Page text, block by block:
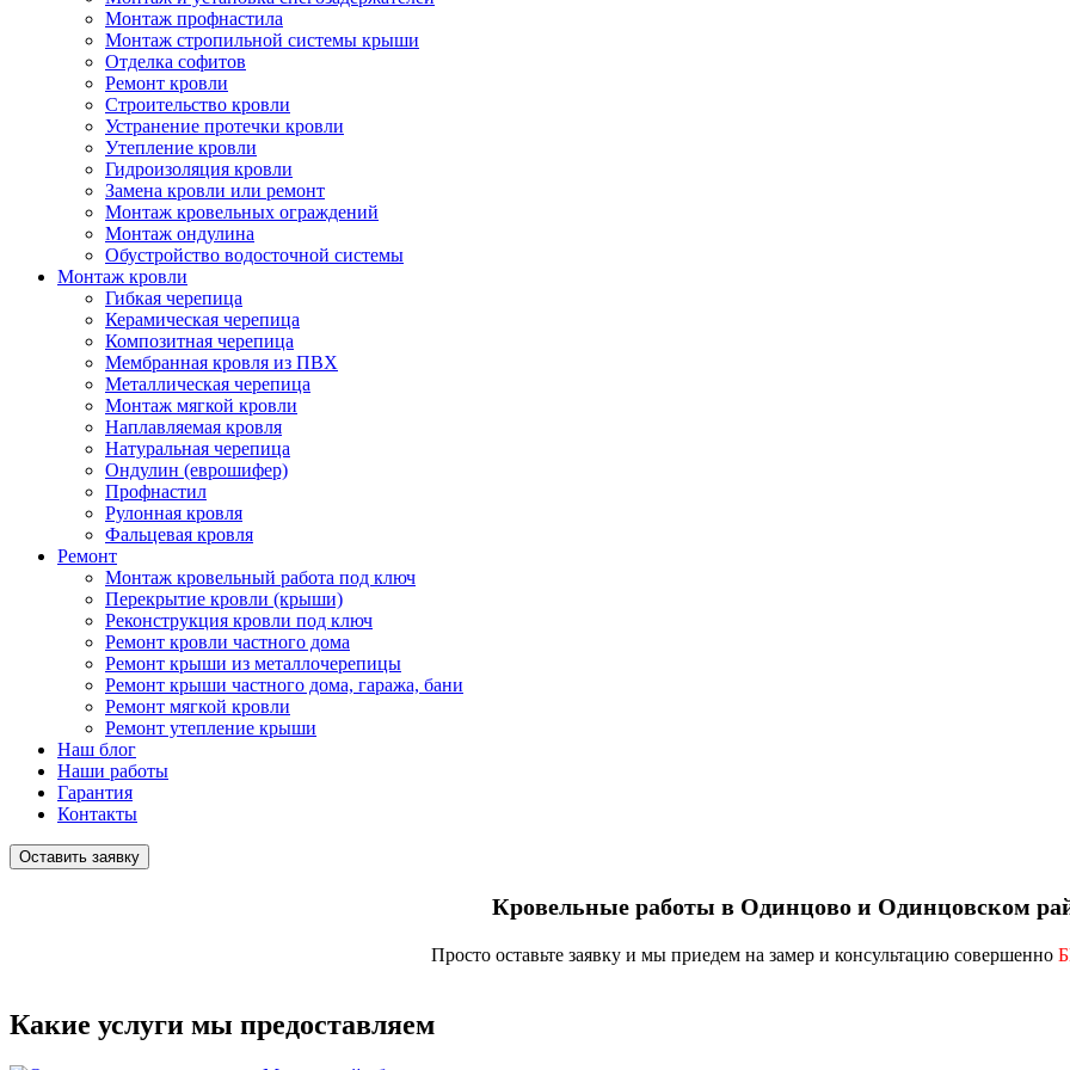
Монтаж профнастила
Монтаж стропильной системы крыши
Отделка софитов
Ремонт кровли
Строительство кровли
Устранение протечки кровли
Утепление кровли
Гидроизоляция кровли
Замена кровли или ремонт
Монтаж кровельных ограждений
Монтаж ондулина
Обустройство водосточной системы
Монтаж кровли
Гибкая черепица
Керамическая черепица
Композитная черепица
Мембранная кровля из ПВХ
Металлическая черепица
Монтаж мягкой кровли
Наплавляемая кровля
Натуральная черепица
Ондулин (еврошифер)
Профнастил
Рулонная кровля
Фальцевая кровля
Ремонт
Монтаж кровельный работа под ключ
Перекрытие кровли (крыши)
Реконструкция кровли под ключ
Ремонт кровли частного дома
Ремонт крыши из металлочерепицы
Ремонт крыши частного дома, гаража, бани
Ремонт мягкой кровли
Ремонт утепление крыши
Наш блог
Наши работы
Гарантия
Контакты
Оставить заявку
Кровельные работы в Одинцово и Одинцовском
Просто оставьте заявкуи мы приедем на замер и консультацию совершенно
Какие услуги мы предоставляем